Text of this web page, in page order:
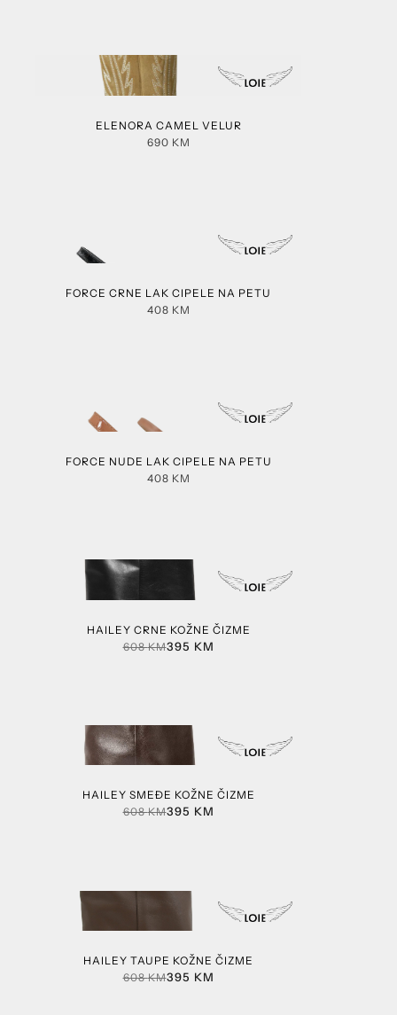
ELENORA CAMEL VELUR
690 KM
FORCE CRNE LAK CIPELE NA PETU
408 KM
FORCE NUDE LAK CIPELE NA PETU
408 KM
HAILEY CRNE KOŽNE ČIZME
608KM395 KM
HAILEY SMEĐE KOŽNE ČIZME
608KM395 KM
HAILEY TAUPE KOŽNE ČIZME
608KM395 KM